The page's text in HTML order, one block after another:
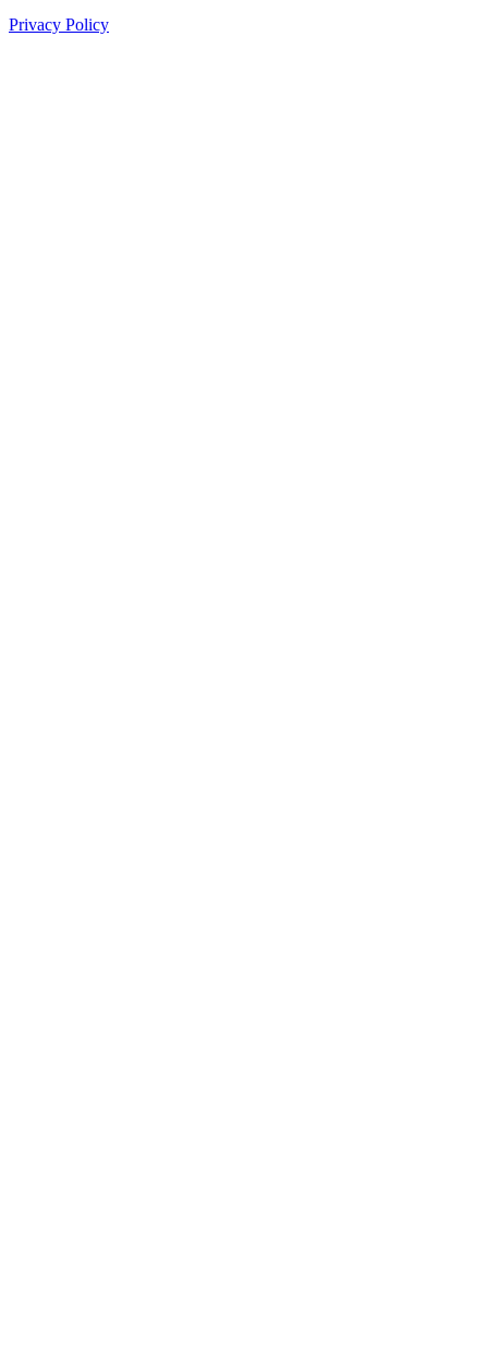
Privacy Policy